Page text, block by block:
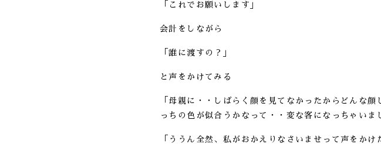
「これでお願いします」
会計をしながら
「誰に渡すの？」
と声をかけてみる
「母親に・・しばらく顔を見てなかったからどんな
っちの色が似合うかなって・・変な客になっちゃいま
「ううん全然、私がおかえりなさいませって声をか